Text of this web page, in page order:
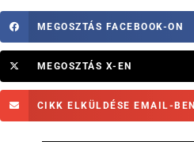
MEGOSZTÁS FACEBOOK-ON
MEGOSZTÁS X-EN
CIKK ELKÜLDÉSE EMAIL-BEN